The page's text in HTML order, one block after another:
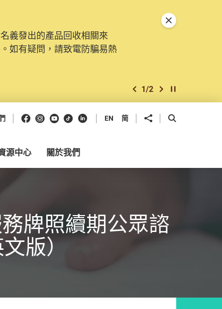
義發出的產品回收相關來
如有疑問，請致電防騙易熱
上一個
1/2 下一個開始/暫停幻燈
關閉特別通告
Facebook
Instagram
Youtube
抖音領英 EN 简 分享到 開啟搜尋框
源中心 關於我們
牌照續期公眾諮
版）